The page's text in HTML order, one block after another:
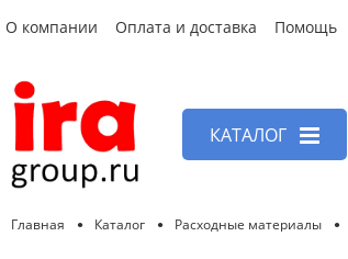
О компании Оплата и доставка Помощь
КАТАЛОГ
Главная Каталог Расходные материалы